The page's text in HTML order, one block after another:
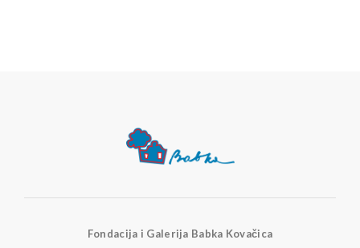
Fondacija i Galerija Babka Kovačica